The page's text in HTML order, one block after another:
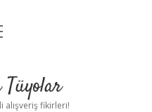
alışveriş fikirleri!